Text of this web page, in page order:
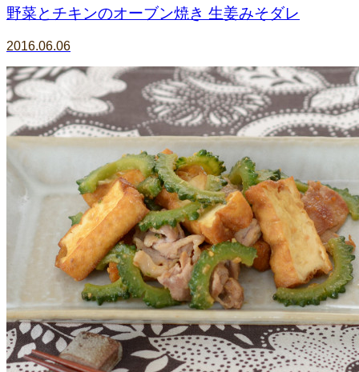
野菜とチキンのオーブン焼き 生姜みそダレ
2016.06.06